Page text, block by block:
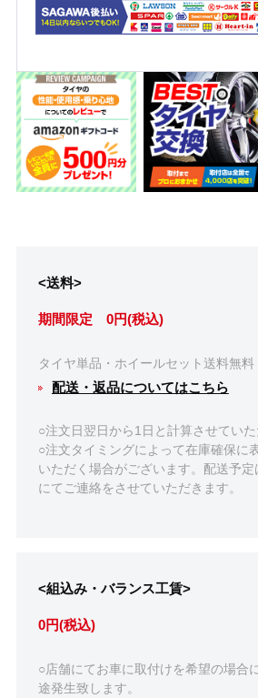
<送料>
期間限定 0円(税込)
タイヤ単品・ホイールセット送料無料
配送・返品についてはこちら
○注文日翌日から1日と計算させていた
○注文タイミングによって在庫確保に
いただく場合がございます。配送予
にてご連絡をさせていただきます。
<組込み・バランス工賃>
0円(税込)
○店舗にてお車に取付けを希望の場合
途発生致します。